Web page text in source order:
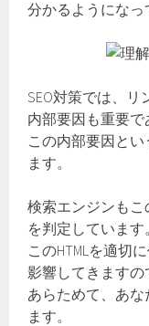
分かるようになっ
SEO対策では、リ
内部要因も重要で
この内部要因とい
ます。
検索エンジンもこ
を判定しています
このHTMLを適切
影響してきますの
あらためて、あ
ます。